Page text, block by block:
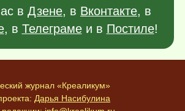
в Дзене, в Вконтакте, в
, в Телеграмеи в Постиле!
журнал «Креаликум»
Дарья Насибулина